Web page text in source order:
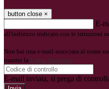
button close ×
E-
all'indirizzo indicato con le istruzioni
Non hai una e-mail associata al nome
tramite la Login Spaggiari
E-mail inviata, si prega di